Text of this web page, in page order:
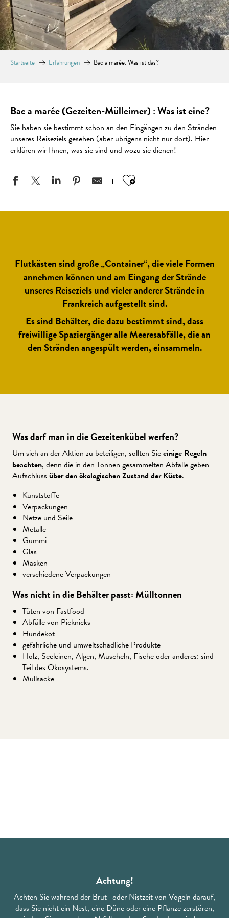
Startseite Erfahrungen Bac a marée: Was ist das?
Bac a marée (Gezeiten-Mülleimer) : Was ist eine?
Sie haben sie bestimmt schon an den Eingängen zu den Stränden
unseres Reiseziels gesehen (aber übrigens nicht nur dort). Hier
erklären wir Ihnen, was sie sind und wozu sie dienen!
Ajouter aux
Flutkästen sind große „Container“, die viele Formen
annehmen können und am Eingang der Strände
unseres Reiseziels und vieler anderer Strände in
Frankreich aufgestellt sind.
Es sind Behälter, die dazu bestimmt sind, dass
freiwillige Spaziergänger alle Meeresabfälle, die an
den Stränden angespült werden, einsammeln.
Was darf man in die Gezeitenkübel werfen?
Um sich an der Aktion zu beteiligen, sollten Sieeinige Regeln
beachten, denn die in den Tonnen gesammelten Abfälle geben
Aufschluss über den ökologischen Zustand der Küste.
Kunststoffe
Verpackungen
Netze und Seile
Metalle
Gummi
Glas
Masken
verschiedene Verpackungen
Was nicht in die Behälter passt: Mülltonnen
Tüten von Fastfood
Abfälle von Picknicks
Hundekot
gefährliche und umweltschädliche Produkte
Holz, Seeleinen, Algen, Muscheln, Fische oder anderes: sind
Teil des Ökosystems.
Müllsäcke
Achtung!
Achten Sie während der Brut- oder Nistzeit von Vögeln darauf,
dass Sie nicht ein Nest, eine Düne oder eine Pflanze zerstören,